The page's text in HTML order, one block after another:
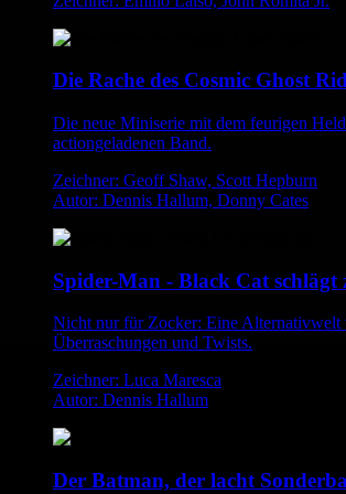
Die Rache des Cosmic Ghost
Die neue Miniserie mit dem feurigen
actiongeladenen Band.
Zeichner: Geoff Shaw, Scott Hepburn
Autor: Dennis Hallum, Donny Cates
Spider-Man - Black Cat schlägt
Nicht nur für Zocker: Eine Alternativwelt
Überraschungen und Twists.
Zeichner: Luca Maresca
Autor: Dennis Hallum
Der Batman, der lacht